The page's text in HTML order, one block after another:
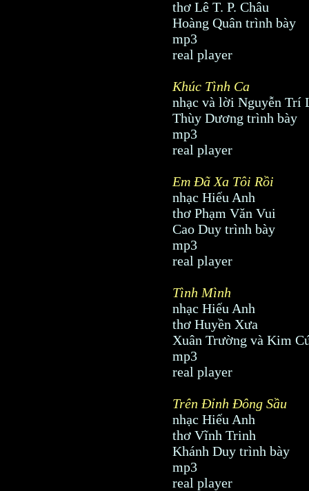
thơ Lê T. P. Châu
Hoàng Quân trình bày
mp3
real player
Khúc Tình Ca
nhạc và lời Nguyễn Trí
Thùy Dương trình bày
mp3
real player
Em Ðã Xa Tôi Rồi
nhạc Hiếu Anh
thơ Phạm Văn Vui
Cao Duy trình bày
mp3
real player
Tình Mình
nhạc Hiếu Anh
thơ Huyền Xưa
Xuân Trường và Kim
mp3
real player
Trên Ðỉnh Ðông Sầu
nhạc Hiếu Anh
thơ Vĩnh Trinh
Khánh Duy trình bày
mp3
real player